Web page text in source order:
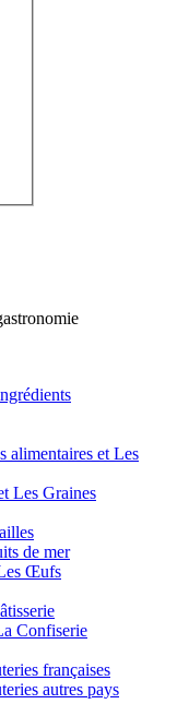
alimentaires et Les
Les Graines
de mer
Œufs
Confiserie
françaises
autres pays